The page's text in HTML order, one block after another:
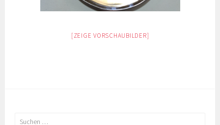
[ZEIGE VORSCHAUBILDER]
Suchen